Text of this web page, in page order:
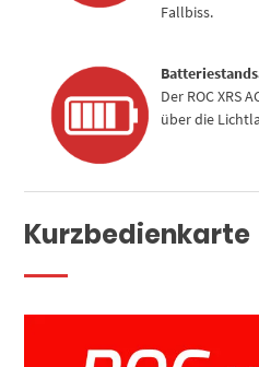
Fallbiss.
Der ROC XRS
über die
Kurzbedienkarte